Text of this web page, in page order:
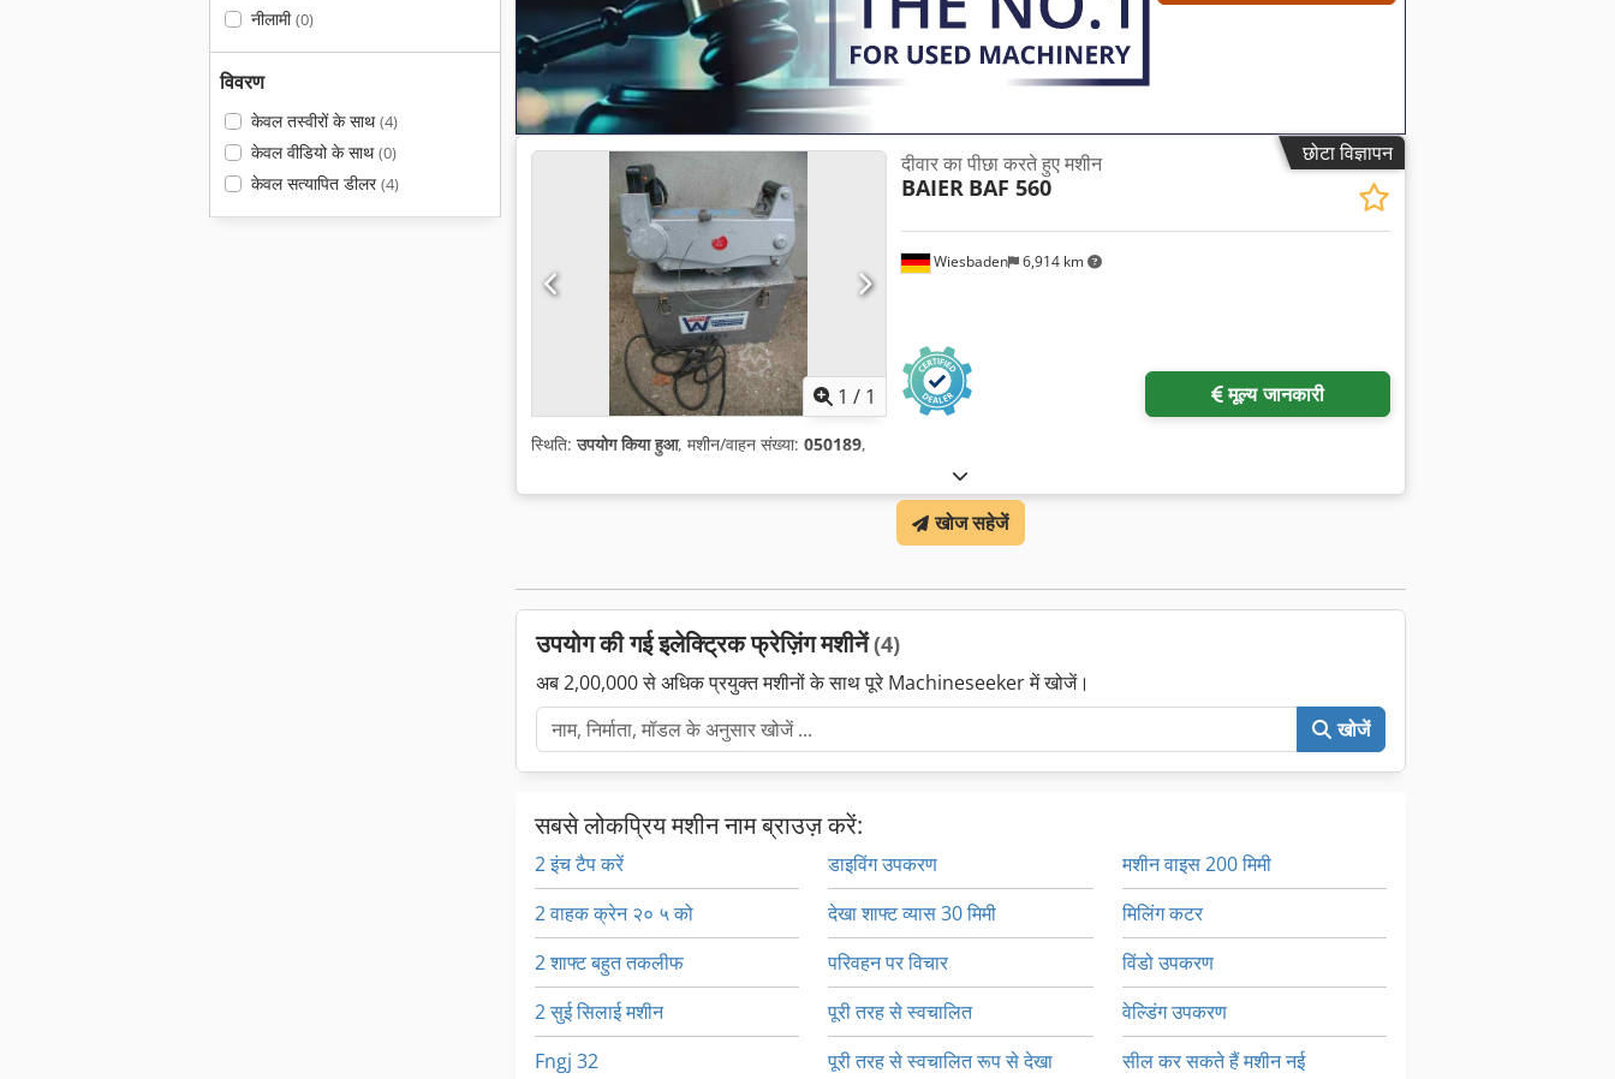
नीलामी(0)
विवरण
केवल तस्वीरों के साथ(4)
केवल वीडियो के साथ(0)
केवल सत्यापित डीलर(4)
छोटा विज्ञापन
1 / 1
Wiesbaden 6,914 km
दीवार का पीछा करते हुए मशीन
BAIER BAF 560
मूल्य जानकारी
स्थिति:उपयोग किया हुआ, मशीन/वाहन संख्या: 050189,
खोज सहेजें
उपयोग की गई इलेक्ट्रिक फ्रेज़िंग मशीनें(4)
अब 2,00,000 से अधिक प्रयुक्त मशीनों के साथ पूरे Machineseeker में खोजें।
खोजें
सबसे लोकप्रिय मशीन नाम ब्राउज़ करें:
2 इंच टैप करें
2 वाहक क्रेन २० ५ को
2 शाफ्ट बहुत तकलीफ
2 सुई सिलाई मशीन
Fngj 32
डाइविंग उपकरण
देखा शाफ्ट व्यास 30 मिमी
परिवहन पर विचार
पूरी तरह से स्वचालित
पूरी तरह से स्वचालित रूप से देखा
मशीन वाइस 200 मिमी
मिलिंग कटर
विंडो उपकरण
वेल्डिंग उपकरण
सील कर सकते हैं मशीन नई